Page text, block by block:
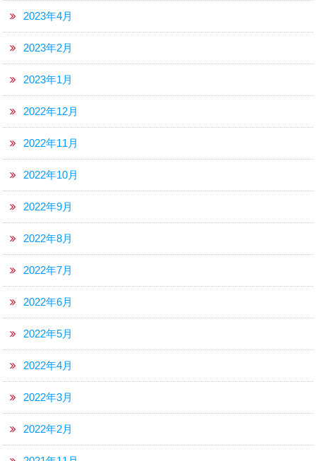
2023年4月
2023年2月
2023年1月
2022年12月
2022年11月
2022年10月
2022年9月
2022年8月
2022年7月
2022年6月
2022年5月
2022年4月
2022年3月
2022年2月